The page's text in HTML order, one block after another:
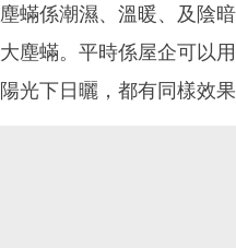
塵蟎係潮濕、溫暖、及陰
大塵蟎。平時係屋企可以
陽光下日曬，都有同樣效果